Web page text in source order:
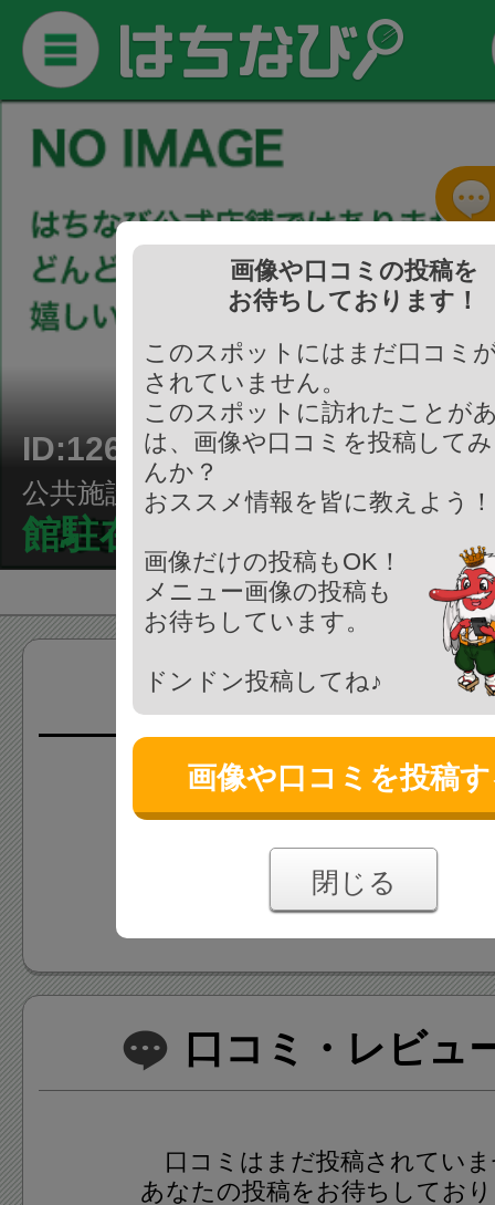
ID:126109
公共施設/交番・警察署
館駐在所
画像(0枚)
画像はまだ投稿されていま
画像を投稿する
口コミ・レビュ
口コミはまだ投稿されてい
あなたの投稿をお待ちしてお
画像や口コミの投稿を
お待ちしております！
このスポットにはまだ口コミ
されていません。
このスポットに訪れたことが
は、画像や口コミを投稿して
んか？
おススメ情報を皆に教えよう
画像だけの投稿もOK！
メニュー画像の投稿も
お待ちしています。
ドンドン投稿してね♪
画像や口コミを投稿
閉じる